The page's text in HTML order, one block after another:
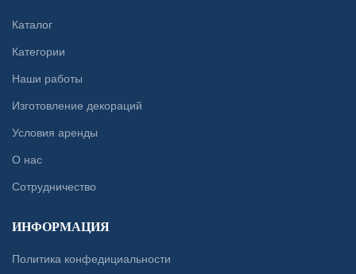
Каталог
Категории
Наши работы
Изготовление декораций
Условия аренды
О нас
Сотрудничество
ИНФОРМАЦИЯ
Политика конфедициальности